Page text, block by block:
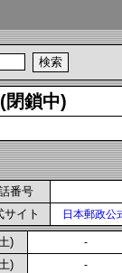
閉鎖中)
番号
サイト 日本郵政公
) -
) -